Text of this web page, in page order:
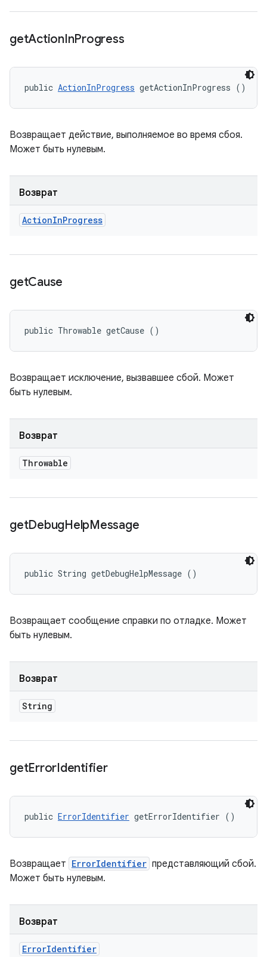
getActionInProgress
public ActionInProgress getActionInProgress ()
Возвращает действие, выполняемое во время сбоя.
Может быть нулевым.
Возврат
ActionInProgress
getCause
public Throwable getCause ()
Возвращает исключение, вызвавшее сбой. Может
быть нулевым.
Возврат
Throwable
getDebugHelpMessage
public String getDebugHelpMessage ()
Возвращает сообщение справки по отладке. Может
быть нулевым.
Возврат
String
getErrorIdentifier
public ErrorIdentifier getErrorIdentifier ()
Возвращает ErrorIdentifier представляющий сбой.
Может быть нулевым.
Возврат
ErrorIdentifier